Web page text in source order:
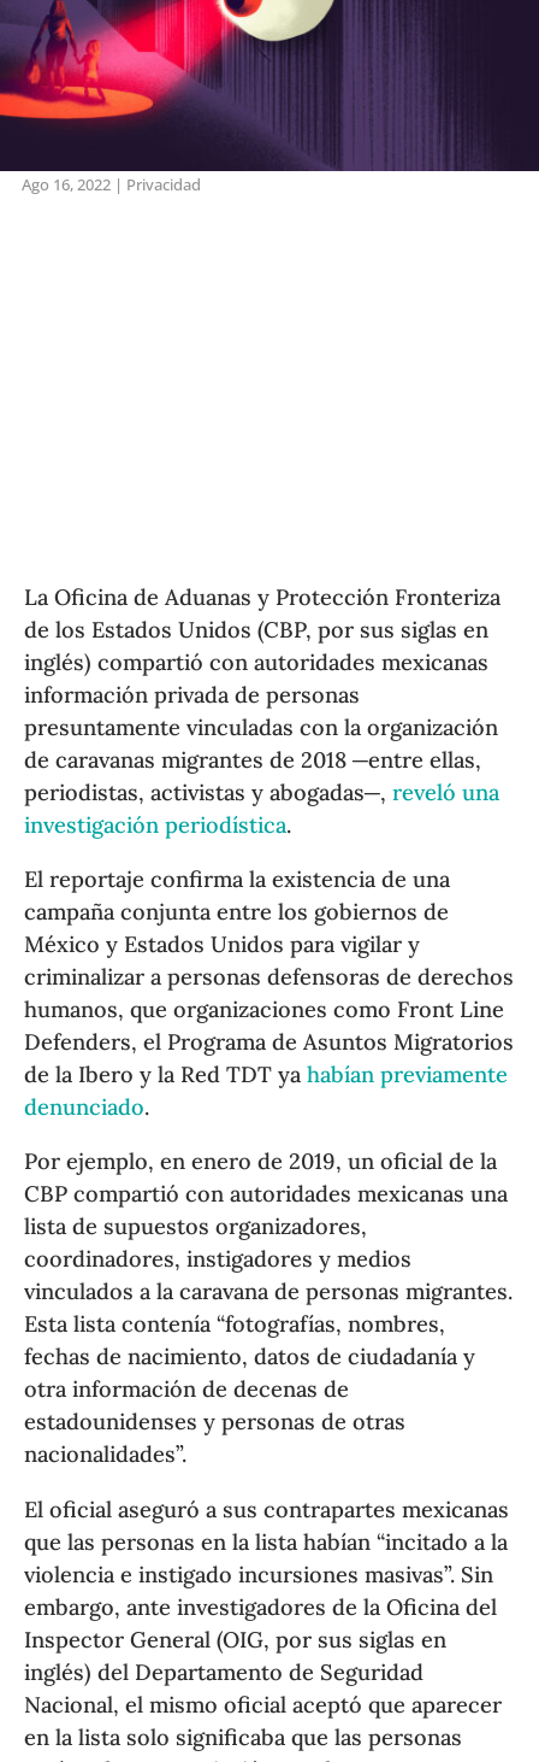
Ago 16, 2022| Privacidad
La Oficina de Aduanas y Protección Fronteriza
de los Estados Unidos (CBP, por sus siglas en
inglés) compartió con autoridades mexicanas
información privada de personas
presuntamente vinculadas con la organización
de caravanas migrantes de 2018 ─entre ellas,
periodistas, activistas y abogadas─,reveló una
investigación periodística.
El reportaje confirma la existencia de una
campaña conjunta entre los gobiernos de
México y Estados Unidos para vigilar y
criminalizar a personas defensoras de derechos
humanos, que organizaciones como Front Line
Defenders, el Programa de Asuntos Migratorios
de la Ibero y la Red TDT yahabían previamente
denunciado.
Por ejemplo, en enero de 2019, un oficial de la
CBP compartió con autoridades mexicanas una
lista de supuestos organizadores,
coordinadores, instigadores y medios
vinculados a la caravana de personas migrantes.
Esta lista contenía “fotografías, nombres,
fechas de nacimiento, datos de ciudadanía y
otra información de decenas de
estadounidenses y personas de otras
nacionalidades”.
El oficial aseguró a sus contrapartes mexicanas
que las personas en la lista habían “incitado a la
violencia e instigado incursiones masivas”. Sin
embargo, ante investigadores de la Oficina del
Inspector General (OIG, por sus siglas en
inglés) del Departamento de Seguridad
Nacional, el mismo oficial aceptó que aparecer
en la lista solo significaba que las personas